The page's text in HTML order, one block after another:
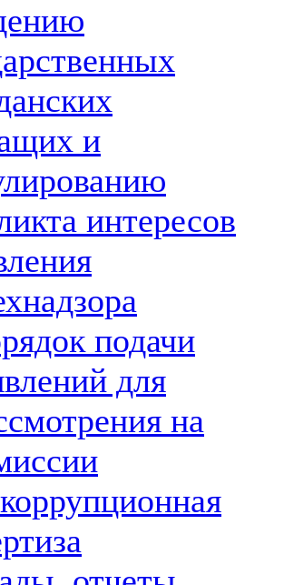
и
интересов
подачи
для
на